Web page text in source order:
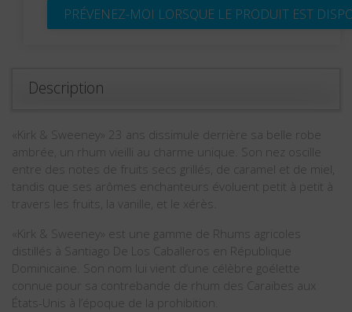
PRÉVENEZ-MOI LORSQUE LE PRODUIT EST
Description
«Kirk & Sweeney» 23 ans dissimule derrière sa belle robe
ambrée, un rhum vieilli au charme unique. Son nez oscille
entre des notes de fruits secs grillés, de caramel et de miel,
tandis que ses arômes enchanteurs évoluent petit à petit à
travers les fruits, la vanille, et le xérès.
«Kirk & Sweeney» est une gamme de Rhums agricoles
distillés à Santiago De Los Caballeros en République
Dominicaine. Son nom lui vient d’une célèbre goélette
connue pour sa contrebande de rhum des Caraïbes aux
États-Unis à l’époque de la prohibition.